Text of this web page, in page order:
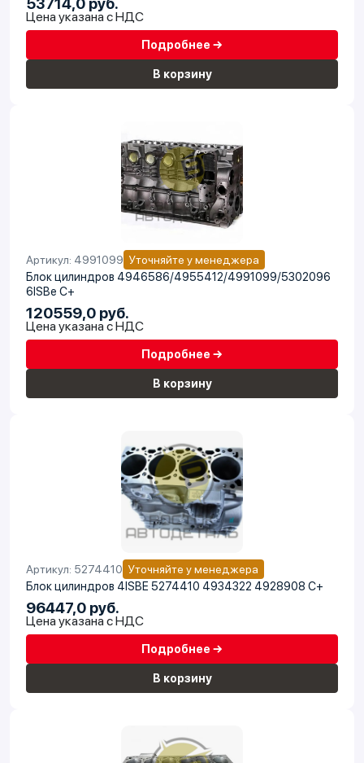
Цена указана с НДС
Подробнее →
В корзину
Артикул: 4991099 Уточняйте у менеджера
Блок цилиндров 4946586/4955412/4991099/5302096
6ISBe C+
120559,0 руб.
Цена указана с НДС
Подробнее →
В корзину
Артикул: 5274410 Уточняйте у менеджера
Блок цилиндров 4ISBE 5274410 4934322 4928908 C+
96447,0 руб.
Цена указана с НДС
Подробнее →
В корзину